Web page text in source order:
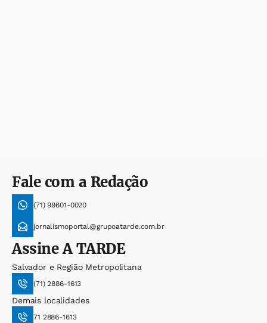
Fale com a Redação
(71) 99601-0020
jornalismoportal@grupoatarde.com.br
AssineA TARDE
Salvador e Região Metropolitana
(71) 2886-1613
Demais localidades
71 2886-1613